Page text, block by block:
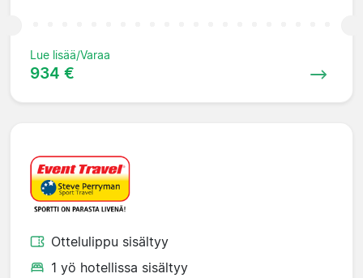
Lue lisää/Varaa
934 €
Ottelulippu sisältyy
1 yö hotellissa sisältyy